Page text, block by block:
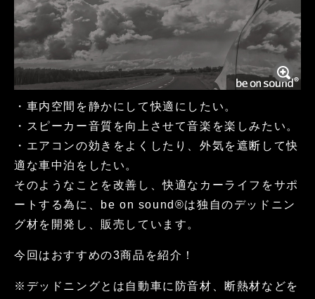
・車内空間を静かにして快適にしたい。
・スピーカー音質を向上させて音楽を楽しみたい。
・エアコンの効きをよくしたり、外気を遮断して快
適な車中泊をしたい。
そのようなことを改善し、快適なカーライフをサポ
ートする為に、be on sound®は独自のデッドニン
グ材を開発し、販売しています。
今回はおすすめの3商品を紹介！
※デッドニングとは自動車に防音材、断熱材などを